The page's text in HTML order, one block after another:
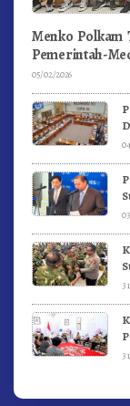
Menko Polkam
Pemerintah-
05/02/2026